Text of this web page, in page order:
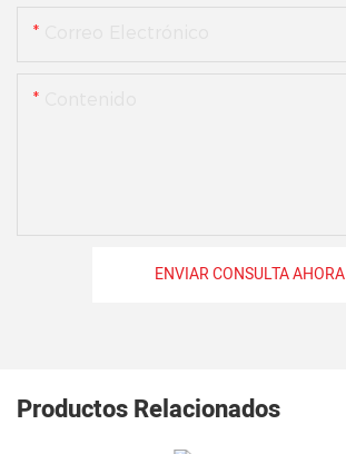
ENVIAR CONSULTA AHORA
Productos Relacionados